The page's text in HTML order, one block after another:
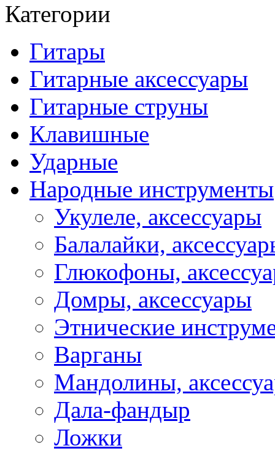
Категории
Гитары
Гитарные аксессуары
Гитарные струны
Клавишные
Ударные
Народные инструменты
Укулеле, аксессуары
Балалайки,
Глюкофоны,
Домры, аксессуары
Этнические
Варганы
Мандолины,
Дала-фандыр
Ложки